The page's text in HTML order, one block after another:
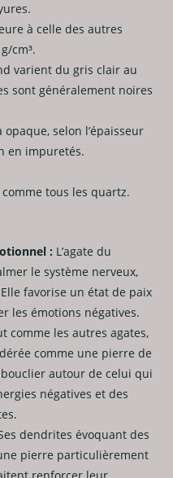
à celle des autres
cm³.
varient du gris clair au
sont généralement noires
selon l’épaisseur
en impuretés.
tous les quartz.
: L’agate du
le système nerveux,
favorise un état de paix
les émotions négatives.
comme les autres agates,
comme une pierre de
autour de celui qui
négatives et des
dendrites évoquant des
pierre particulièrement